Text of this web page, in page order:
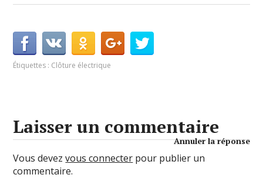
Étiquettes : Clôture électrique
Laisser un commentaire
Annuler la réponse
Vous devezvous connecter pour publier un
commentaire.